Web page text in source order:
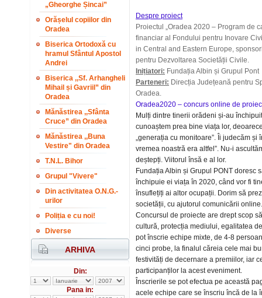
„Gheorghe Șincai”
Orășelul copiilor din
Oradea
Biserica Ortodoxă cu
hramul Sfântul Apostol
Andrei
Biserica ,,Sf. Arhangheli
Mihail și Gavriil” din
Oradea
Mănăstirea ,,Sfânta
Cruce” din Oradea
Mănăstirea ,,Buna
Vestire" din Oradea
T.N.L. Bihor
Grupul "Vivere"
Din activitatea O.N.G.-
urilor
Poliția e cu noi!
Diverse
ARHIVA
Din:
Pana in:
Despre proiect
Proiectul „Oradea 2020 – Program de
financiar al Fondului pentru Inovare
in Central and Eastern Europe,
pentru Dezvoltarea Societății Civile.
Inițiatori: Fundația Albin și Grupul Pont
Parteneri: Direcția Județeană pentru
Oradea.
Oradea2020 – concurs online de
Mulți dintre tinerii orădeni și-au
cunoaștem prea bine viața lor,
„generația cu monitoare”. Îi judecăm
vremea noastră era altfel”. Nu-i
deștepți. Viitorul însă e al lor.
Fundația Albin și Grupul PONT doresc
închipuie ei viața în 2020, când vor fi
însuflețiți ai altor ocupații. Dorim să
societății, cu ajutorul comunicării online.
Concursul de proiecte are drept scop
cultură, protecția mediului, egalitatea
pot înscrie echipe mixte, de 4-8
cinci probe, la finalul căreia cele mai
festivități de decernare a premiilor, iar
participanților la acest eveniment.
Înscrierile se pot efectua pe această
acele echipe care se înscriu încă de la